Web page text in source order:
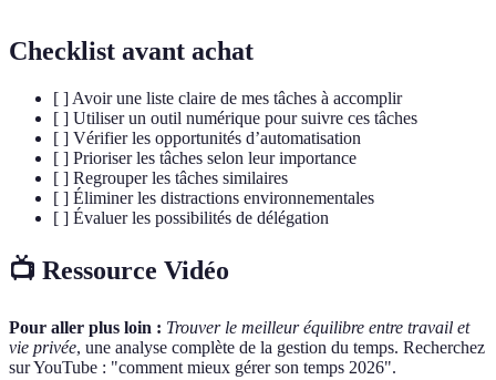
Checklist avant achat
[ ] Avoir une liste claire de mes tâches à accomplir
[ ] Utiliser un outil numérique pour suivre ces tâches
[ ] Vérifier les opportunités d’automatisation
[ ] Prioriser les tâches selon leur importance
[ ] Regrouper les tâches similaires
[ ] Éliminer les distractions environnementales
[ ] Évaluer les possibilités de délégation
📺 Ressource Vidéo
Pour aller plus loin : Trouver le meilleur équilibre entre travail et
vie privée, une analyse complète de la gestion du temps. Recherchez
sur YouTube : "comment mieux gérer son temps 2026".